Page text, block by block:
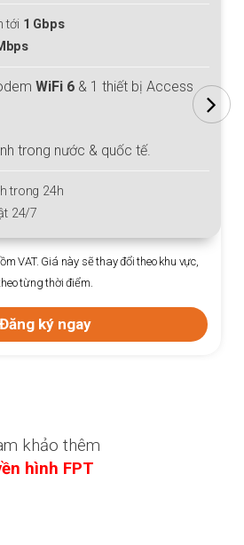
tới 1 Gbps
WiFi 6 & 1 thiết bị Access
trong nước & quốc tế.
trong 24h
24/7
VAT. Giá này sẽ thay đổi theo khu vực,
từng thời điểm.
Đăng ký ngay
khảo thêm
hình FPT